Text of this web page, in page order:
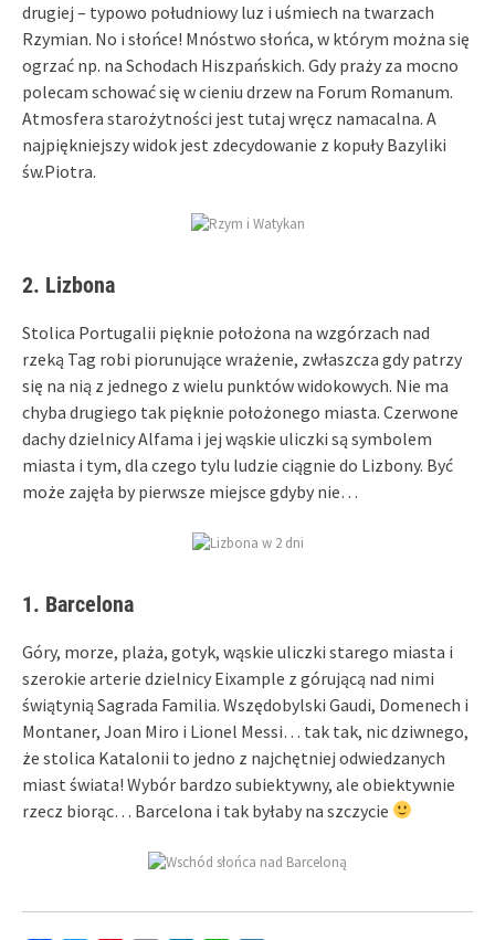
drugiej – typowo południowy luz i uśmiech na twarzach
Rzymian. No i słońce! Mnóstwo słońca, w którym można się
ogrzać np. na Schodach Hiszpańskich. Gdy praży za mocno
polecam schować się w cieniu drzew na Forum Romanum.
Atmosfera starożytności jest tutaj wręcz namacalna. A
najpiękniejszy widok jest zdecydowanie z kopuły Bazyliki
św.Piotra.
2. Lizbona
Stolica Portugalii pięknie położona na wzgórzach nad
rzeką Tag robi piorunujące wrażenie, zwłaszcza gdy patrzy
się na nią z jednego z wielu punktów widokowych. Nie ma
chyba drugiego tak pięknie położonego miasta. Czerwone
dachy dzielnicy Alfama i jej wąskie uliczki są symbolem
miasta i tym, dla czego tylu ludzie ciągnie do Lizbony. Być
może zajęła by pierwsze miejsce gdyby nie…
1. Barcelona
Góry, morze, plaża, gotyk, wąskie uliczki starego miasta i
szerokie arterie dzielnicy Eixample z górującą nad nimi
świątynią Sagrada Familia. Wszędobylski Gaudi, Domenech i
Montaner, Joan Miro i Lionel Messi… tak tak, nic dziwnego,
że stolica Katalonii to jedno z najchętniej odwiedzanych
miast świata! Wybór bardzo subiektywny, ale obiektywnie
rzecz biorąc… Barcelona i tak byłaby na szczycie